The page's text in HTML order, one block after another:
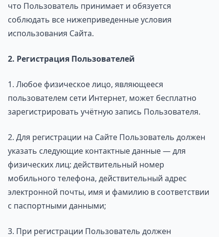
что Пользователь принимает и обязуется
соблюдать все нижеприведенные условия
использования Сайта.
2. Регистрация Пользователей
1. Любое физическое лицо, являющееся
пользователем сети Интернет, может бесплатно
зарегистрировать учётную запись Пользователя.
2. Для регистрации на Сайте Пользователь должен
указать следующие контактные данные — для
физических лиц: действительный номер
мобильного телефона, действительный адрес
электронной почты, имя и фамилию в соответствии
с паспортными данными;
3. При регистрации Пользователь должен